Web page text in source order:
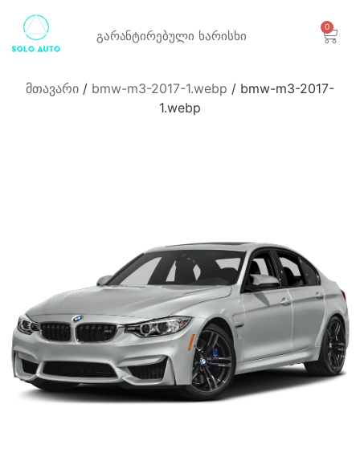
გარანტირებული ხარისხი
0
მთავარი / bmw-m3-2017-1.webp / bmw-m3-2017-
1.webp